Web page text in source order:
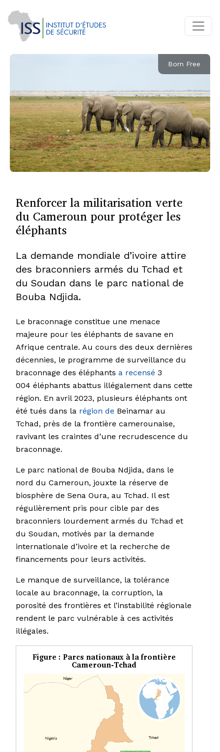
Born Free
Renforcer la militarisation verte
du Cameroun pour protéger les
éléphants
La demande mondiale d’ivoire attire
des braconniers armés du Tchad et
du Soudan dans le parc national de
Bouba Ndjida.
Le braconnage constitue une menace
majeure pour les éléphants de savane en
Afrique centrale. Au cours des deux dernières
décennies, le programme de surveillance du
braconnage des éléphants a recensé 3
004 éléphants abattus illégalement dans cette
région. En avril 2023, plusieurs éléphants ont
été tués dans la région de Beinamar au
Tchad, près de la frontière camerounaise,
ravivant les craintes d’une recrudescence du
braconnage.
Le parc national de Bouba Ndjida, dans le
nord du Cameroun, jouxte la réserve de
biosphère de Sena Oura, au Tchad. Il est
régulièrement pris pour cible par des
braconniers lourdement armés du Tchad et
du Soudan, motivés par la demande
internationale d’ivoire et la recherche de
financements pour leurs activités.
Le manque de surveillance, la tolérance
locale au braconnage, la corruption, la
porosité des frontières et l’instabilité régionale
rendent le parc vulnérable à ces activités
illégales.
Figure : Parcs nationaux à la frontière
Cameroun-Tchad